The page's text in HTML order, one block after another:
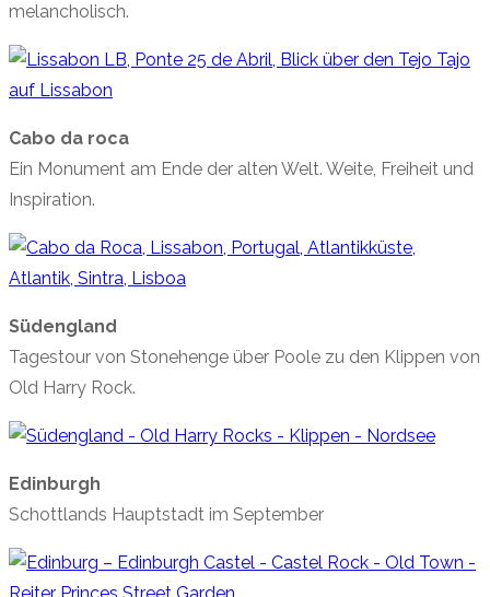
melancholisch.
Cabo da roca
Ein Monument am Ende der alten Welt. Weite, Freiheit und
Inspiration.
Südengland
Tagestour von Stonehenge über Poole zu den Klippen von
Old Harry Rock.
Edinburgh
Schottlands Hauptstadt im September